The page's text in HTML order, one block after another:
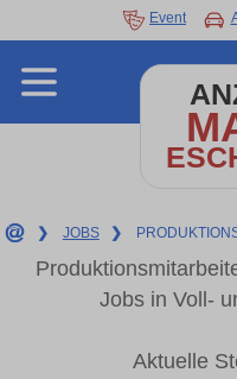
Event
❯ JOBS ❯
Jobs in Voll-
Aktuelle